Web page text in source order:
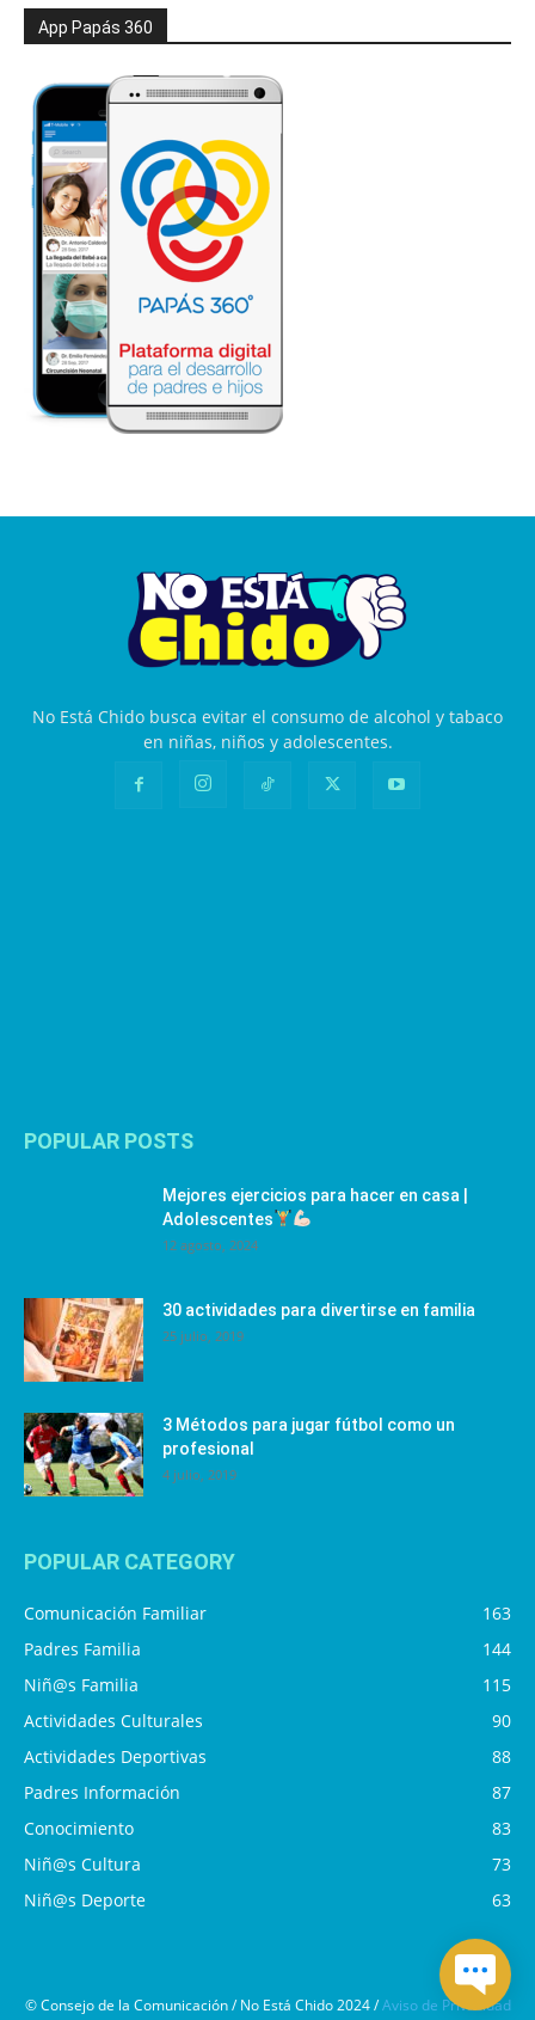
App Papás 360
No Está Chido busca evitar el consumo de alcohol y tabaco
en niñas, niños y adolescentes.
POPULAR POSTS
Mejores ejercicios para hacer en casa |
Adolescentes
12 agosto, 2024
30 actividades para divertirse en familia
25 julio, 2019
3 Métodos para jugar fútbol como un
profesional
4 julio, 2019
POPULAR CATEGORY
Comunicación Familiar
163
Padres Familia
144
Niñ@s Familia
115
Actividades Culturales
90
Actividades Deportivas
88
Padres Información
87
Conocimiento
83
Niñ@s Cultura
73
Niñ@s Deporte
63
© Consejo de la Comunicación / No Está Chido 2024 /Aviso de Privacidad